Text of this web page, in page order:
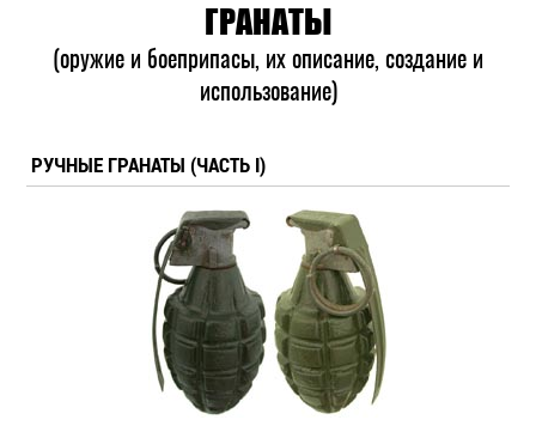
ГРАНАТЫ
(оружие и боеприпасы, их описание, создание и
использование)
РУЧНЫЕ ГРАНАТЫ (ЧАСТЬ I)